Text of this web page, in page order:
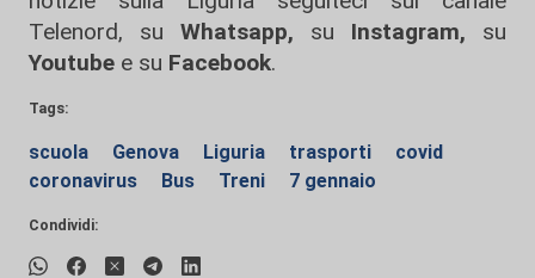
Telenord, su
Whatsapp, su Instagram, su
Youtube e su Facebook.
Tags:
scuola Genova Liguria trasporti
covid
coronavirus
Bus Treni 7 gennaio
Condividi: